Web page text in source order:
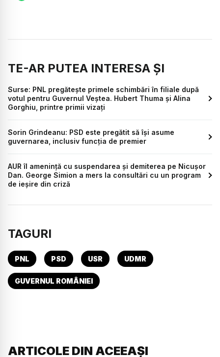
TE-AR PUTEA INTERESA ȘI
Surse: PNL pregătește primele schimbări în filiale după
votul pentru Guvernul Veștea. Hubert Thuma și Alina
Gorghiu, printre primii vizați
Sorin Grindeanu: PSD este pregătit să își asume
guvernarea, inclusiv funcția de premier
AUR îl amenință cu suspendarea și demiterea pe Nicușor
Dan. George Simion a mers la consultări cu un program
de ieșire din criză
TAGURI
PNL PSD USR UDMR
GUVERNUL ROMÂNIEI
ARTICOLE DIN ACEEAȘI